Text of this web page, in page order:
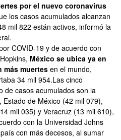
por el nuevo coronavirus
los casos acumulados alcanzan
mil 822 están activos, informó la
COVID-19 y de acuerdo con
México se ubica ya en
más muertes en el mundo,
34 mil 954.Las cinco
de casos acumulados son la
de México (42 mil 079),
mil 035) y Veracruz (13 mil 610),
con la Universidad Johns
con más decesos, al sumar